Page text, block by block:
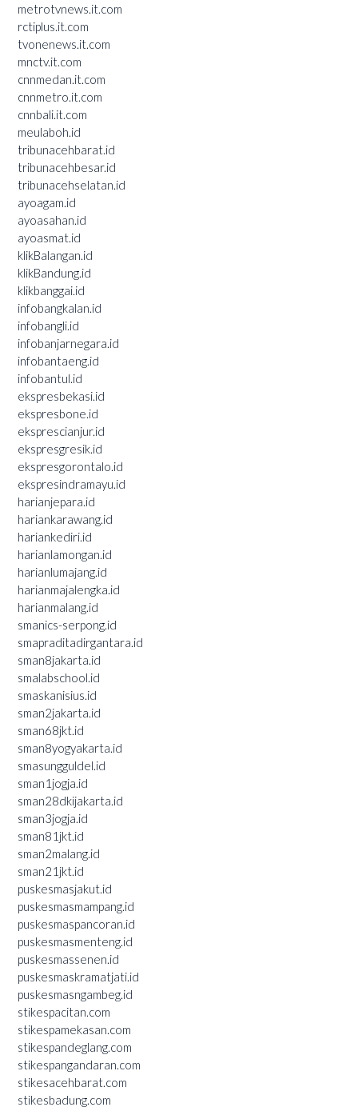
metrotvnews.it.com
rctiplus.it.com
tvonenews.it.com
mnctv.it.com
cnnmedan.it.com
cnnmetro.it.com
cnnbali.it.com
meulaboh.id
tribunacehbarat.id
tribunacehbesar.id
tribunacehselatan.id
ayoagam.id
ayoasahan.id
ayoasmat.id
klikBalangan.id
klikBandung.id
klikbanggai.id
infobangkalan.id
infobangli.id
infobanjarnegara.id
infobantaeng.id
infobantul.id
ekspresbekasi.id
ekspresbone.id
eksprescianjur.id
ekspresgresik.id
ekspresgorontalo.id
ekspresindramayu.id
harianjepara.id
hariankarawang.id
hariankediri.id
harianlamongan.id
harianlumajang.id
harianmajalengka.id
harianmalang.id
smanics-serpong.id
smapraditadirgantara.id
sman8jakarta.id
smalabschool.id
smaskanisius.id
sman2jakarta.id
sman68jkt.id
sman8yogyakarta.id
smasungguldel.id
sman1jogja.id
sman28dkijakarta.id
sman3jogja.id
sman81jkt.id
sman2malang.id
sman21jkt.id
puskesmasjakut.id
puskesmasmampang.id
puskesmaspancoran.id
puskesmasmenteng.id
puskesmassenen.id
puskesmaskramatjati.id
puskesmasngambeg.id
stikespacitan.com
stikespamekasan.com
stikespandeglang.com
stikespangandaran.com
stikesacehbarat.com
stikesbadung.com